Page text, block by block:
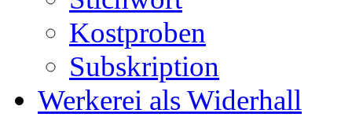
Kostproben
Subskription
Werkerei als Widerhall